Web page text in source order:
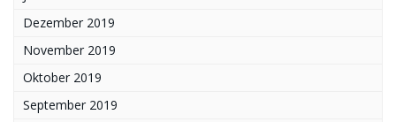
Dezember 2019
November 2019
Oktober 2019
September 2019